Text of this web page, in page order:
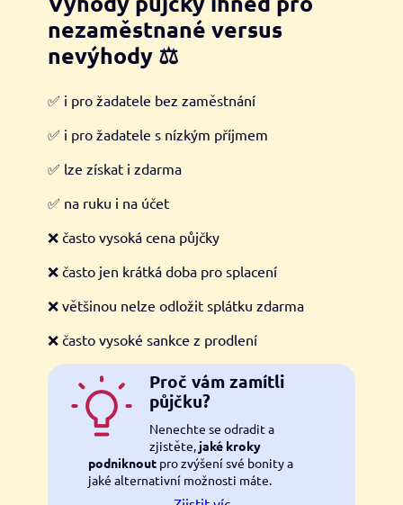
nezaměstnané versus
nevýhody⚖️
✅ i pro žadatele bez zaměstnání
✅ i pro žadatele s nízkým příjmem
✅ lze získat i zdarma
✅ na ruku i na účet
❌ často vysoká cena půjčky
❌ často jen krátká doba pro splacení
❌ většinou nelze odložit splátku zdarma
❌ často vysoké sankce z prodlení
Proč vám zamítli
půjčku?
Nenechte se odradit a
zjistěte, jaké kroky
podniknoutpro zvýšení své bonity a
jaké alternativní možnosti máte.